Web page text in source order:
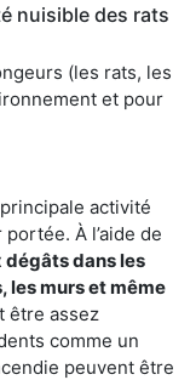
nuisible des rats
(les rats, les
et pour
activité
À l’aide de
dégâts dans les
les murs et même
être assez
comme un
peuvent être